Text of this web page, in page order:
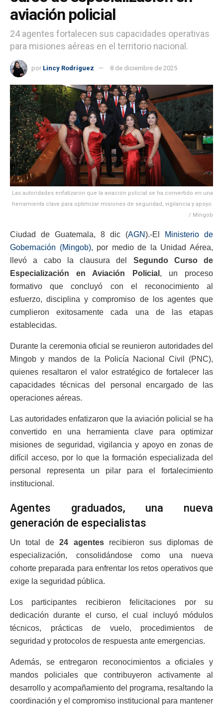
aviación policial
24 agentes fortalecen sus capacidades operativas
para misiones aéreas en el territorio nacional.
por Lincy Rodríguez 8 de diciembre de 2025
Las autoridades enfatizaron que la aviación policial se ha convertido en una
herramienta clave para optimizar misiones de seguridad, vigilancia y apoyo.
/ Mingob
Ciudad de Guatemala, 8 dic (AGN).-El
Ministerio de
Gobernación (Mingob), por medio de la Unidad Aérea,
llevó a cabo la clausura del Segundo Curso de
Especialización en Aviación Policial , un proceso
formativo que concluyó con el reconocimiento al
esfuerzo, disciplina y compromiso de los agentes que
cumplieron exitosamente cada una de las etapas
establecidas.
Durante la ceremonia oficial se reunieron autoridades del
Mingob y mandos de la Policía Nacional Civil (PNC),
quienes resaltaron el valor estratégico de fortalecer las
capacidades técnicas del personal encargado de las
operaciones aéreas.
Las autoridades enfatizaron que la aviación policial se ha
convertido en una herramienta clave para optimizar
misiones de seguridad, vigilancia y apoyo en zonas de
difícil acceso, por lo que la formación especializada del
personal representa un pilar para el fortalecimiento
institucional.
Agentes graduados, una nueva
generación de especialistas
Un total de24 agentesrecibieron sus diplomas de
especialización, consolidándose como una nueva
cohorte preparada para enfrentar los retos operativos que
exige la seguridad pública.
Los participantes recibieron felicitaciones por su
dedicación durante el curso, el cual incluyó módulos
técnicos, prácticas de vuelo, procedimientos de
seguridad y protocolos de respuesta ante emergencias.
Además, se entregaron reconocimientos a oficiales y
mandos policiales que contribuyeron activamente al
desarrollo y acompañamiento del programa, resaltando la
coordinación y el compromiso institucional para mantener